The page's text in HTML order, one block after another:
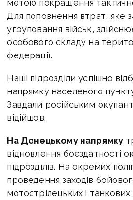
метою покращення
Для поповнення втрат, яке
угруповання військ,
особового складу на
федерації.
Наші підрозділи успішно
напрямку населеного
Завдали російським
відійшов.
На Донецькому напрямку
відновлення боєздатності
підрозділів. На окремих
проведення заходів
мотострілецьких і танкових